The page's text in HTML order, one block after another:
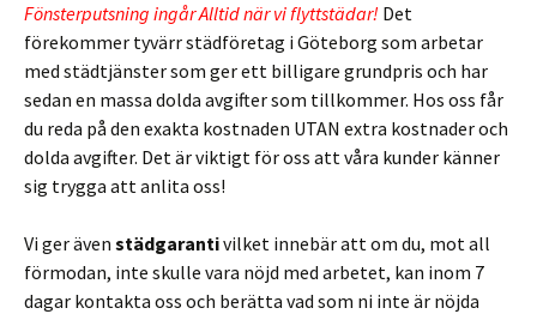
Fönsterputsning ingår Alltid när vi flyttstädar! Det
förekommer tyvärr städföretag i Göteborg som arbetar
med städtjänster som ger ett billigare grundpris och har
sedan en massa dolda avgifter som tillkommer. Hos oss får
du reda på den exakta kostnaden UTAN extra kostnader och
dolda avgifter. Det är viktigt för oss att våra kunder känner
sig trygga att anlita oss!
Vi ger även städgarantivilket innebär att om du, mot all
förmodan, inte skulle vara nöjd med arbetet, kan inom 7
dagar kontakta oss och berätta vad som ni inte är nöjda